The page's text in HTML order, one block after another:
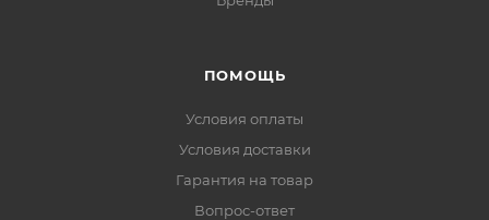
ПОМОЩЬ
Условия оплаты
Условия доставки
Гарантия на товар
Вопрос-ответ